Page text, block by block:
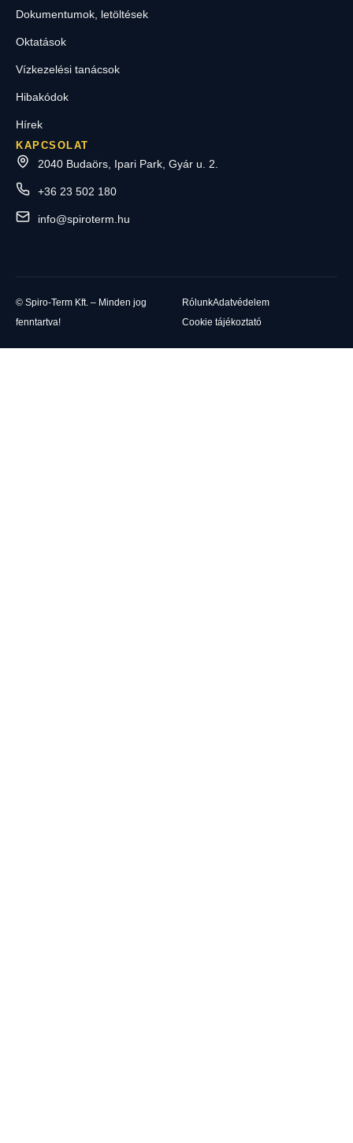
Dokumentumok, letöltések
Oktatások
Vízkezelési tanácsok
Hibakódok
Hírek
KAPCSOLAT
2040 Budaörs, Ipari Park, Gyár u. 2.
+36 23 502 180
info@spiroterm.hu
© Spiro-Term Kft. – Minden jog
fenntartva!
RólunkAdatvédelem
Cookie tájékoztató